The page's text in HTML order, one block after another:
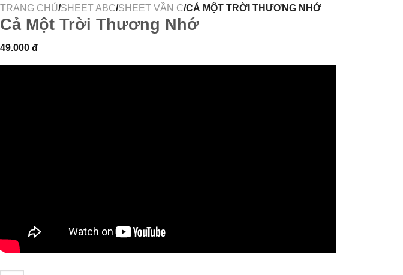
TRANG CHỦ/SHEET ABC/SHEET VẦN C/CẢ MỘT TRỜI THƯƠNG NHỚ
Cả Một Trời Thương Nhớ
49.000 đ